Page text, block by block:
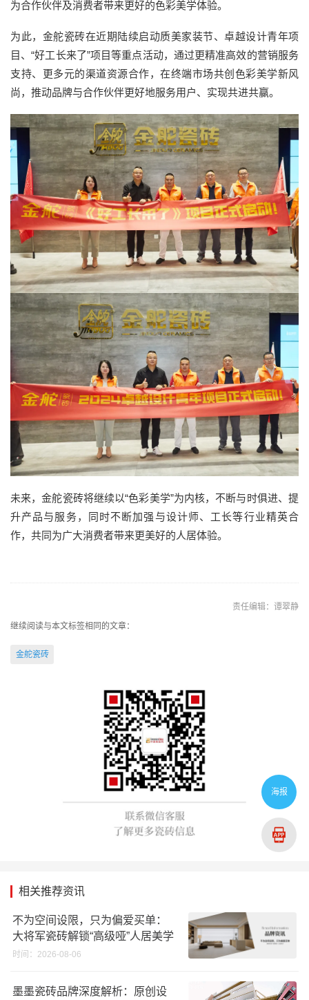
为合作伙伴及消费者带来更好的色彩美学体验。
为此，金舵瓷砖在近期陆续启动质美家装节、卓越设计青年项
目、“好工长来了”项目等重点活动，通过更精准高效的营销服务
支持、更多元的渠道资源合作，在终端市场共创色彩美学新风
尚，推动品牌与合作伙伴更好地服务用户、实现共进共赢。
未来，金舵瓷砖将继续以“色彩美学”为内核，不断与时俱进、提
升产品与服务，同时不断加强与设计师、工长等行业精英合
作，共同为广大消费者带来更美好的人居体验。
责任编辑：谭翠静
继续阅读与本文标签相同的文章：
金舵瓷砖
相关推荐资讯
不为空间设限，只为偏爱买单：
大将军瓷砖解锁“高级哑”人居美学
时间：2026-08-06
墨墨瓷砖品牌深度解析：原创设
海报